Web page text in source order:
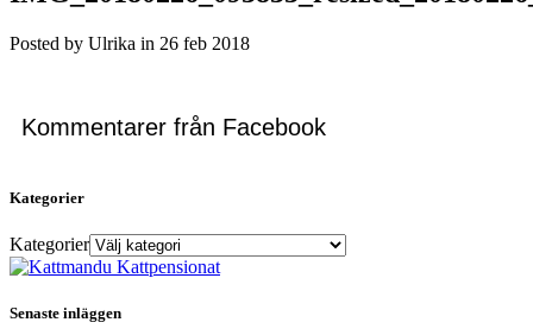
Posted by Ulrika in 26 feb 2018
Kommentarer från Facebook
Kategorier
Kategorier
Senaste inläggen